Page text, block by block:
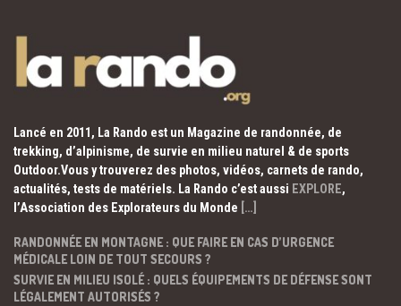
Lancé en 2011, La Rando est un Magazine de randonnée, de
trekking, d’alpinisme, de survie en milieu naturel & de sports
Outdoor.Vous y trouverez des photos, vidéos, carnets de rando,
actualités, tests de matériels. La Rando c’est aussi EXPLORE,
l’Association des Explorateurs du Monde […]
RANDONNÉE EN MONTAGNE : QUE FAIRE EN CAS D’URGENCE
MÉDICALE LOIN DE TOUT SECOURS ?
SURVIE EN MILIEU ISOLÉ : QUELS ÉQUIPEMENTS DE DÉFENSE SONT
LÉGALEMENT AUTORISÉS ?